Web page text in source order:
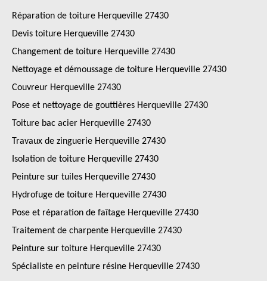
Réparation de toiture Herqueville 27430
Devis toiture Herqueville 27430
Changement de toiture Herqueville 27430
Nettoyage et démoussage de toiture Herqueville 27430
Couvreur Herqueville 27430
Pose et nettoyage de gouttières Herqueville 27430
Toiture bac acier Herqueville 27430
Travaux de zinguerie Herqueville 27430
Isolation de toiture Herqueville 27430
Peinture sur tuiles Herqueville 27430
Hydrofuge de toiture Herqueville 27430
Pose et réparation de faîtage Herqueville 27430
Traitement de charpente Herqueville 27430
Peinture sur toiture Herqueville 27430
Spécialiste en peinture résine Herqueville 27430